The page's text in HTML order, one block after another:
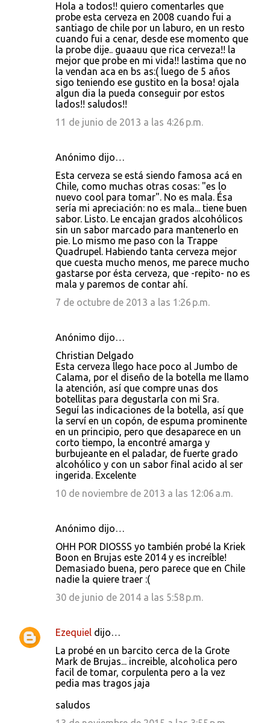
Hola a todos!! quiero comentarles que
probe esta cerveza en 2008 cuando fui a
santiago de chile por un laburo, en un resto
cuando fui a cenar, desde ese momento que
la probe dije.. guaauu que rica cerveza!! la
mejor que probe en mi vida!! lastima que no
la vendan aca en bs as:( luego de 5 años
sigo teniendo ese gustito en la bosa! ojala
algun dia la pueda conseguir por estos
lados!! saludos!!
11 de junio de 2013 a las 4:26 p.m.
Anónimo dijo…
Esta cerveza se está siendo famosa acá en
Chile, como muchas otras cosas: "es lo
nuevo cool para tomar". No es mala. Ésa
sería mi apreciación: no es mala... tiene buen
sabor. Listo. Le encajan grados alcohólicos
sin un sabor marcado para mantenerlo en
pie. Lo mismo me paso con la Trappe
Quadrupel. Habiendo tanta cerveza mejor
que cuesta mucho menos, me parece mucho
gastarse por ésta cerveza, que -repito- no es
mala y paremos de contar ahí.
7 de octubre de 2013 a las 1:26 p.m.
Anónimo dijo…
Christian Delgado
Esta cerveza llego hace poco al Jumbo de
Calama, por el diseño de la botella me llamo
la atención, así que compre unas dos
botellitas para degustarla con mi Sra.
Seguí las indicaciones de la botella, así que
la serví en un copón, de espuma prominente
en un principio, pero que desaparece en un
corto tiempo, la encontré amarga y
burbujeante en el paladar, de fuerte grado
alcohólico y con un sabor final acido al ser
ingerida. Excelente
10 de noviembre de 2013 a las 12:06 a.m.
Anónimo dijo…
OHH POR DIOSSS yo también probé la Kriek
Boon en Brujas este 2014 y es increíble!
Demasiado buena, pero parece que en Chile
nadie la quiere traer :(
30 de junio de 2014 a las 5:58 p.m.
Ezequiel dijo…
La probé en un barcito cerca de la Grote
Mark de Brujas... increible, alcoholica pero
facil de tomar, corpulenta pero a la vez
pedia mas tragos jaja
saludos